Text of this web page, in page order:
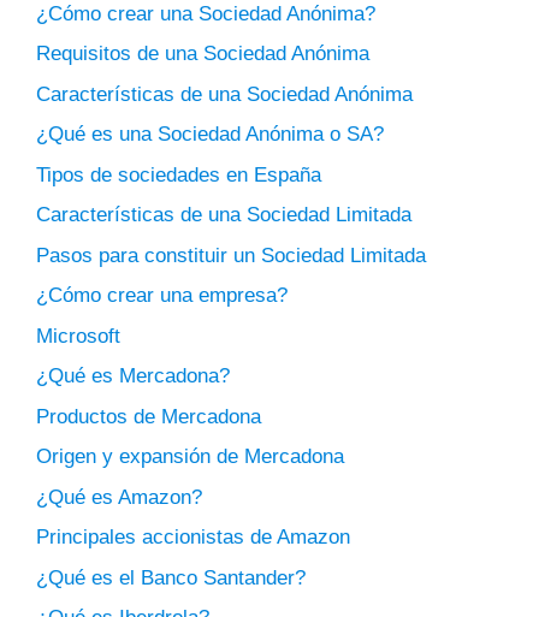
¿Cómo crear una Sociedad Anónima?
Requisitos de una Sociedad Anónima
Características de una Sociedad Anónima
¿Qué es una Sociedad Anónima o SA?
Tipos de sociedades en España
Características de una Sociedad Limitada
Pasos para constituir un Sociedad Limitada
¿Cómo crear una empresa?
Microsoft
¿Qué es Mercadona?
Productos de Mercadona
Origen y expansión de Mercadona
¿Qué es Amazon?
Principales accionistas de Amazon
¿Qué es el Banco Santander?